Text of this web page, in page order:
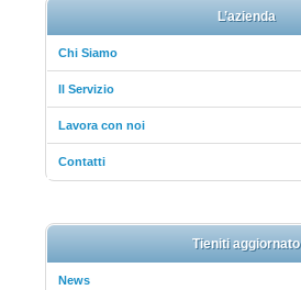
L’azienda
Chi Siamo
Il Servizio
Lavora con noi
Contatti
Tieniti aggiornato
News